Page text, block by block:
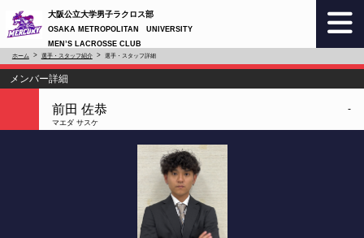
大阪公立大学男子ラクロス部
OSAKA METROPOLITAN UNIVERSITY
MEN’S LACROSSE CLUB
ホーム 選手・スタッフ紹介 選手・スタッフ詳細
メンバー詳細
前田 佐恭
マエダ サスケ
-